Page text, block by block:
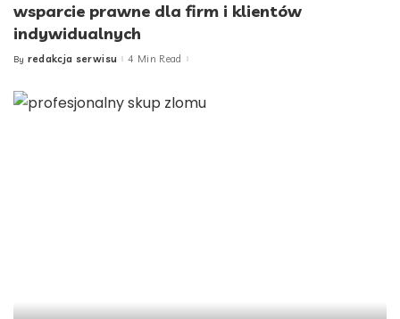
wsparcie prawne dla firm i klientów
indywidualnych
Posted
By redakcja serwisu 4 Min Read